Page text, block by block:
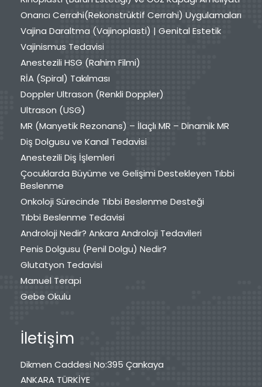
Onarıcı Cerrahi(Rekonstrüktif Cerrahi) Uygulamaları
Vajina Daraltma (Vajinoplasti) | Genital Estetik
Vajinismus Tedavisi
Anestezili HSG (Rahim Filmi)
RİA (Spiral) Takılması
Doppler Ultrason (Renkli Doppler)
Ultrason (USG)
MR (Manyetik Rezonans) – İlaçlı MR – Dinamik MR
Diş Dolgusu ve Kanal Tedavisi
Anestezili Diş İşlemleri
Çocuklarda Büyüme ve Gelişimi Destekleyen Tıbbi
Beslenme
Onkoloji Sürecinde Tıbbi Beslenme Desteği
Tıbbi Beslenme Tedavisi
Androloji Nedir? Ankara Androloji Tedavileri
Penis Dolgusu (Penil Dolgu) Nedir?
Glutatyon Tedavisi
Manuel Terapi
Gebe Okulu
İletişim
Dikmen Caddesi No:395 Çankaya
ANKARA TÜRKİYE